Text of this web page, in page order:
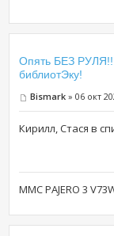
Опять БЕЗ РУЛЯ!!
библиотЭку!
Bismark » 06 окт
Кирилл, Стася в
MMC PAJERO 3